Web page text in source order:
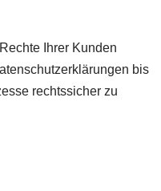
Ihrer Kunden
bis
rechtssicher zu